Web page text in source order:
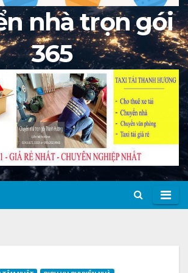
nhà trọn gói
365